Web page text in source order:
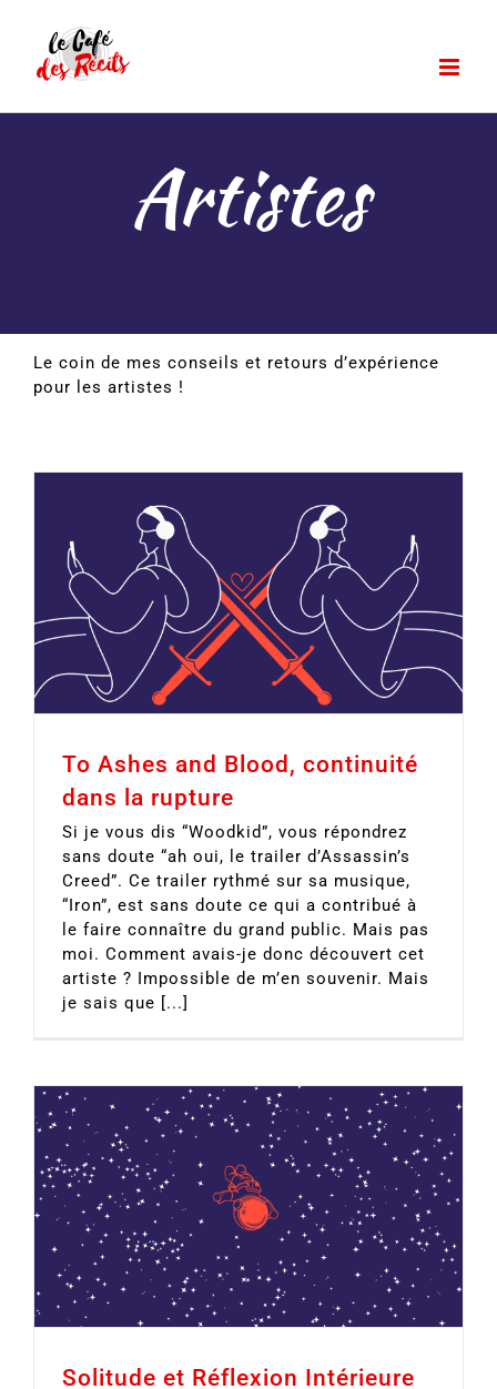
contenu
Artistes
Le coin de mes conseils et retours d’expérience
pour les artistes !
To Ashes and Blood, continuité
dans la rupture
Si je vous dis “Woodkid”, vous répondrez
sans doute “ah oui, le trailer d’Assassin’s
Creed”. Ce trailer rythmé sur sa musique,
“Iron”, est sans doute ce qui a contribué à
le faire connaître du grand public. Mais pas
moi. Comment avais-je donc découvert cet
artiste ? Impossible de m’en souvenir. Mais
je sais que [...]
Solitude et Réflexion Intérieure